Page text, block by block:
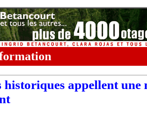
historiques appellent